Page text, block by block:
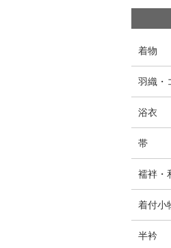
着物
羽織・
浴衣
帯
襦袢・
着付小
半衿